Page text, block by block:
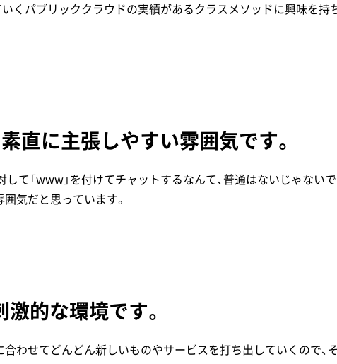
くパブリッククラウドの実績があるクラスメソッドに興味を持
直に主張しやすい雰囲気です。
て「www」を付けてチャットするなんて、普通はないじゃないで
気だと思っています。
的な環境です。
わせてどんどん新しいものやサービスを打ち出していくので、